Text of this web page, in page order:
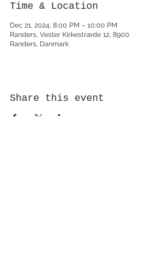
Time & Location
Dec 21, 2024, 8:00 PM – 10:00 PM
Randers, Vester Kirkestræde 12, 8900
Randers, Danmark
Share this event